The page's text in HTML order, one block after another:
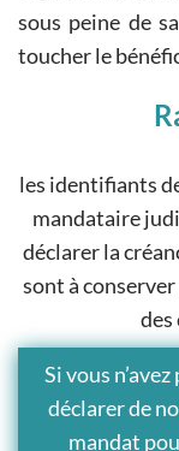
sous peine de sanctions pénales pouvant également
les identifiants
mandataire
déclarer la
sont à
des
Si vous n’avez
déclarer de
mandat